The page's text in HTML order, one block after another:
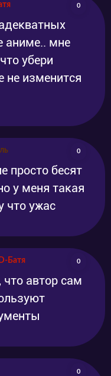
0
аниме.. мне
убери
не изменится
0
просто бесят
у меня такая
что ужас
Батя 0
автор сам
0